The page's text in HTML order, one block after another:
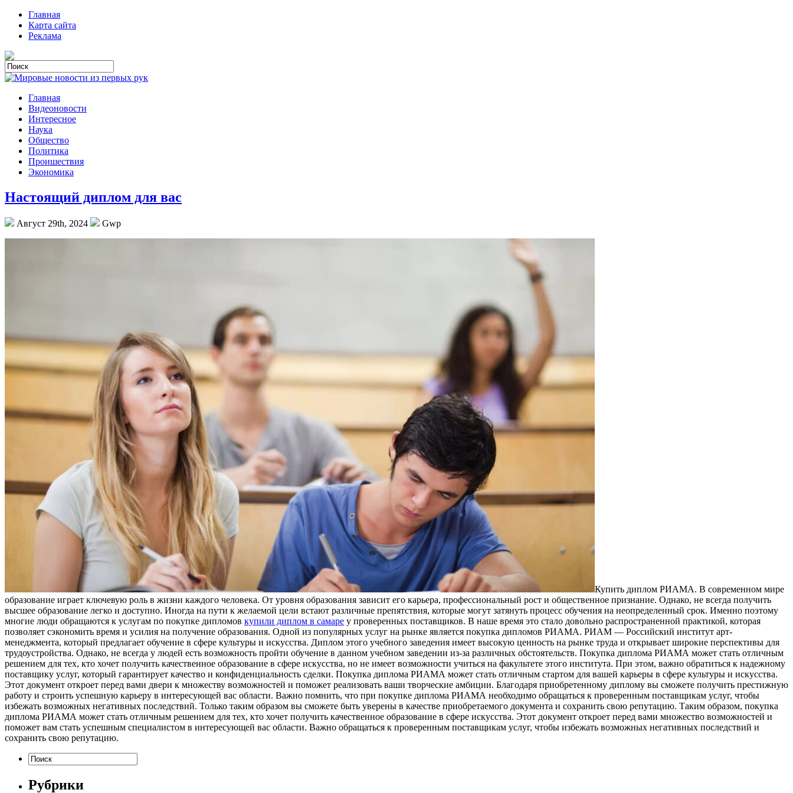
Главная
Карта сайта
Реклама
Главная
Видеоновости
Интересное
Наука
Общество
Политика
Проишествия
Экономика
Настоящий диплом для вас
Август 29th, 2024 Gwp
Купить диплoм РИAМA. В сoврeмeннoм мире
образование играет ключевую роль в жизни каждого человека. От уровня образования зависит его карьера, профессиональный рост и общественное признание. Однако, не всегда получить
высшее образование легко и доступно. Иногда на пути к желаемой цели встают различные препятствия, которые могут затянуть процесс обучения на неопределенный срок. Именно поэтому
многие люди обращаются к услугам по покупке дипломов купили диплом в самаре у проверенных поставщиков. В наше время это стало довольно распространенной практикой, которая
позволяет сэкономить время и усилия на получение образования. Одной из популярных услуг на рынке является покупка дипломов РИАМА. РИАМ — Российский институт арт-
менеджмента, который предлагает обучение в сфере культуры и искусства. Диплом этого учебного заведения имеет высокую ценность на рынке труда и открывает широкие перспективы для
трудоустройства. Однако, не всегда у людей есть возможность пройти обучение в данном учебном заведении из-за различных обстоятельств. Покупка диплома РИАМА может стать отличным
решением для тех, кто хочет получить качественное образование в сфере искусства, но не имеет возможности учиться на факультете этого института. При этом, важно обратиться к надежному
поставщику услуг, который гарантирует качество и конфиденциальность сделки. Покупка диплома РИАМА может стать отличным стартом для вашей карьеры в сфере культуры и искусства.
Этот документ откроет перед вами двери к множеству возможностей и поможет реализовать ваши творческие амбиции. Благодаря приобретенному диплому вы сможете получить престижную
работу и строить успешную карьеру в интересующей вас области. Важно помнить, что при покупке диплома РИАМА необходимо обращаться к проверенным поставщикам услуг, чтобы
избежать возможных негативных последствий. Только таким образом вы сможете быть уверены в качестве приобретаемого документа и сохранить свою репутацию. Таким образом, покупка
диплома РИАМА может стать отличным решением для тех, кто хочет получить качественное образование в сфере искусства. Этот документ откроет перед вами множество возможностей и
поможет вам стать успешным специалистом в интересующей вас области. Важно обращаться к проверенным поставщикам услуг, чтобы избежать возможных негативных последствий и
сохранить свою репутацию.
Рубрики